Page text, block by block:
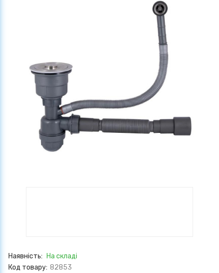
Наявність:
На складі
Код товару: 82853